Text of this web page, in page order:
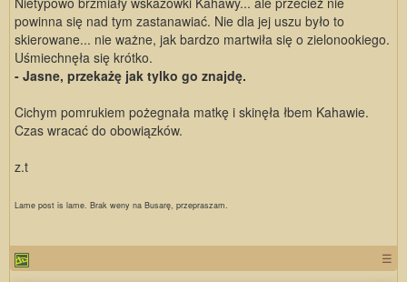
powinna się nad tym zastanawiać. Nie dla jej uszu było to
skierowane... nie ważne, jak bardzo martwiła się o zielonookiego.
Uśmiechnęła się krótko.
- Jasne, przekażę jak tylko go znajdę.
Cichym pomrukiem pożegnała matkę i skinęła łbem Kahawie.
Czas wracać do obowiązków.
z.t
Lame post is lame. Brak weny na Busarę, przepraszam.
☰